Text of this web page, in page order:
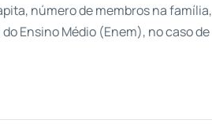
número de membros na família,
Ensino Médio (Enem), no caso de